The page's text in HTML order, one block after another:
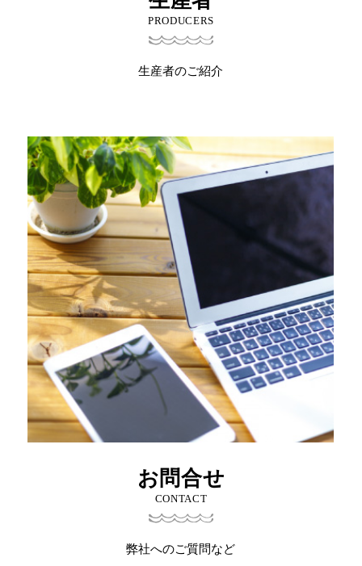
PRODUCERS
生産者のご紹介
お問合せ
CONTACT
弊社へのご質問など